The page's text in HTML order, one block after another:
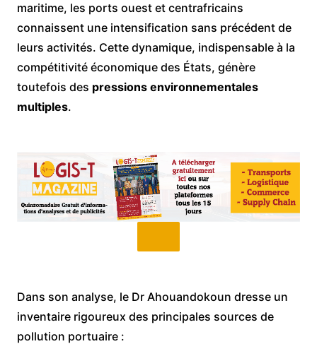
maritime, les ports ouest et centrafricains
connaissent une intensification sans précédent de
leurs activités. Cette dynamique, indispensable à la
compétitivité économique des États, génère
toutefois des pressions environnementales
multiples.
Dans son analyse, le Dr Ahouandokoun dresse un
inventaire rigoureux des principales sources de
pollution portuaire :